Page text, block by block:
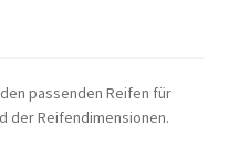
passenden Reifen für
der Reifendimensionen.